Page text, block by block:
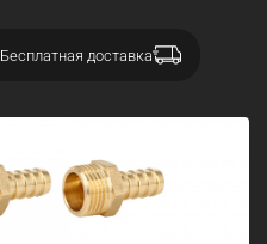
Бесплатная доставка